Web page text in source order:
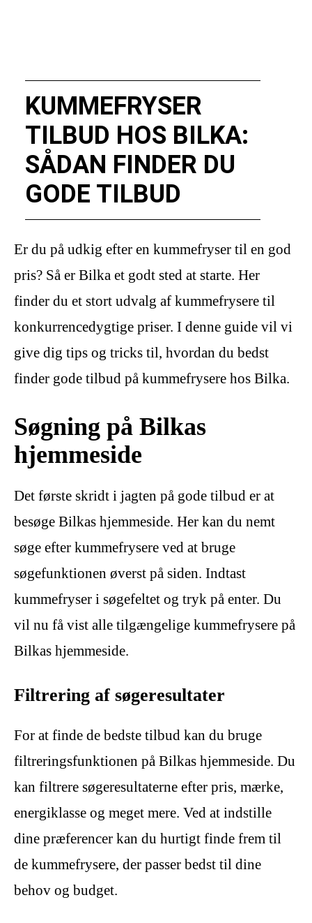
KUMMEFRYSER
TILBUD HOS BILKA:
SÅDAN FINDER DU
GODE TILBUD
Er du på udkig efter en kummefryser til en god
pris? Så er Bilka et godt sted at starte. Her
finder du et stort udvalg af kummefrysere til
konkurrencedygtige priser. I denne guide vil vi
give dig tips og tricks til, hvordan du bedst
finder gode tilbud på kummefrysere hos Bilka.
Søgning på Bilkas
hjemmeside
Det første skridt i jagten på gode tilbud er at
besøge Bilkas hjemmeside. Her kan du nemt
søge efter kummefrysere ved at bruge
søgefunktionen øverst på siden. Indtast
kummefryser i søgefeltet og tryk på enter. Du
vil nu få vist alle tilgængelige kummefrysere på
Bilkas hjemmeside.
Filtrering af søgeresultater
For at finde de bedste tilbud kan du bruge
filtreringsfunktionen på Bilkas hjemmeside. Du
kan filtrere søgeresultaterne efter pris, mærke,
energiklasse og meget mere. Ved at indstille
dine præferencer kan du hurtigt finde frem til
de kummefrysere, der passer bedst til dine
behov og budget.